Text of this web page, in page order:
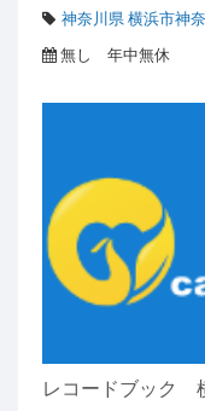
神奈川県 横浜市神
無し 年中無休
レコードブック